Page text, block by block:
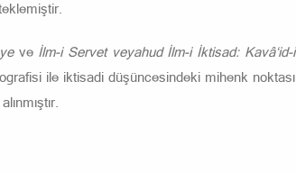
ve İlm-i Servet veyahud İlm-i İktisad: Kavâ‘id-i
ile iktisadi düşüncesindeki mihenk noktası